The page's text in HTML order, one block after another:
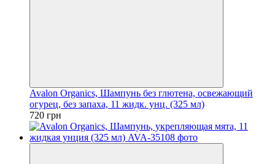
Avalon Organics, Шампунь без глютена, освежающий
огурец, без запаха, 11 жидк. унц. (325 мл)
720 грн